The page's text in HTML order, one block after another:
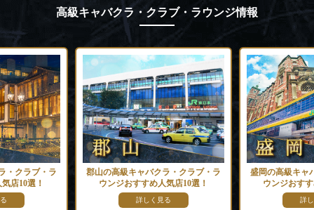
高級キャバクラ・クラブ・ラウンジ情報
ラブ・ラ
選！
郡山の高級キャバクラ・クラブ・ラ
ウンジおすすめ人気店10選！
詳しく見る
盛岡の高級キャバク
ウンジおすすめ
詳しく見